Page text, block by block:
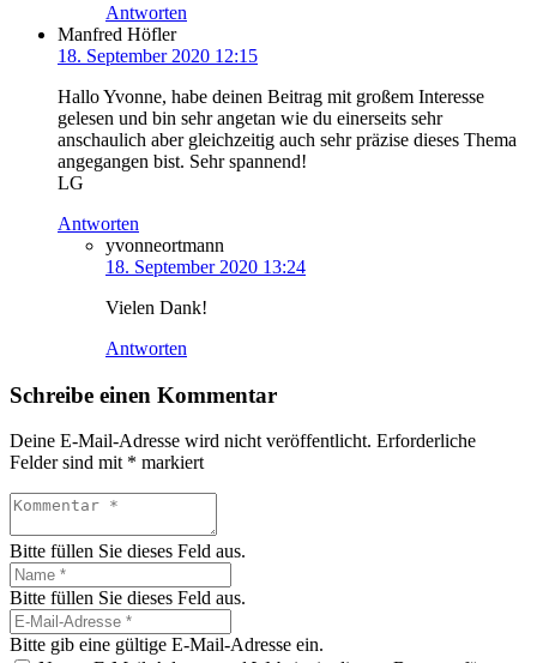
Antworten
Manfred Höfler
18. September 2020 12:15
Hallo Yvonne, habe deinen Beitrag mit großem Interesse
gelesen und bin sehr angetan wie du einerseits sehr
anschaulich aber gleichzeitig auch sehr präzise dieses Thema
angegangen bist. Sehr spannend!
LG
Antworten
yvonneortmann
18. September 2020 13:24
Vielen Dank!
Antworten
Schreibe einen Kommentar
Deine E-Mail-Adresse wird nicht veröffentlicht. Erforderliche
Felder sind mit * markiert
Bitte füllen Sie dieses Feld aus.
Bitte füllen Sie dieses Feld aus.
Bitte gib eine gültige E-Mail-Adresse ein.